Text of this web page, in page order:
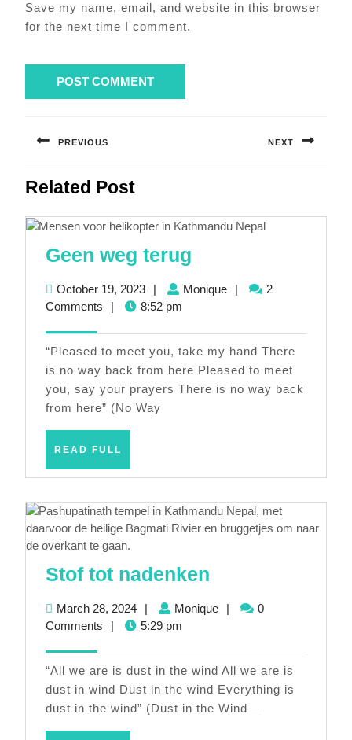
Save my name, email, and website in this browser
for the next time I comment.
navigation
PREVIOUS
post:
NEXT
Related Post
Geen weg terug
terug
October 19, 2023October
19,
| MoniqueMonique
|
2
Comments
| 8:52 pm
“Pleased to meet you, take my hand There
is no way back from here Pleased to meet
you, say your prayers There is no way back
from here” (No Way
READ FULL
Stof tot nadenken
nadenken
March 28, 2024March
28,
| MoniqueMonique
|
0
Comments
| 5:29 pm
“All we are is dust in the wind All we are is
dust in wind Dust in the wind Everything is
dust in the wind” (Dust in the Wind –